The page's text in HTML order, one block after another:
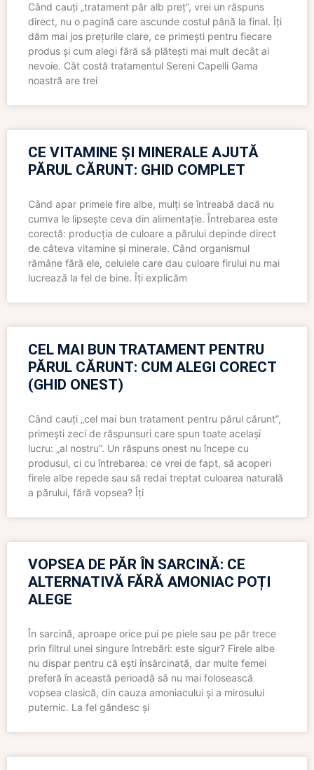
Când cauți „tratament păr alb preț”, vrei un răspuns
direct, nu o pagină care ascunde costul până la final. Îți
dăm mai jos prețurile clare, ce primești pentru fiecare
produs și cum alegi fără să plătești mai mult decât ai
nevoie. Cât costă tratamentul Sereni Capelli Gama
noastră are trei
CE VITAMINE ȘI MINERALE AJUTĂ
PĂRUL CĂRUNT: GHID COMPLET
Când apar primele fire albe, mulți se întreabă dacă nu
cumva le lipsește ceva din alimentație. Întrebarea este
corectă: producția de culoare a părului depinde direct
de câteva vitamine și minerale. Când organismul
rămâne fără ele, celulele care dau culoare firului nu mai
lucrează la fel de bine. Îți explicăm
CEL MAI BUN TRATAMENT PENTRU
PĂRUL CĂRUNT: CUM ALEGI CORECT
(GHID ONEST)
Când cauți „cel mai bun tratament pentru părul cărunt”,
primești zeci de răspunsuri care spun toate același
lucru: „al nostru”. Un răspuns onest nu începe cu
produsul, ci cu întrebarea: ce vrei de fapt, să acoperi
firele albe repede sau să redai treptat culoarea naturală
a părului, fără vopsea? Îți
VOPSEA DE PĂR ÎN SARCINĂ: CE
ALTERNATIVĂ FĂRĂ AMONIAC POȚI
ALEGE
În sarcină, aproape orice pui pe piele sau pe păr trece
prin filtrul unei singure întrebări: este sigur? Firele albe
nu dispar pentru că ești însărcinată, dar multe femei
preferă în această perioadă să nu mai folosească
vopsea clasică, din cauza amoniacului și a mirosului
puternic. La fel gândesc și